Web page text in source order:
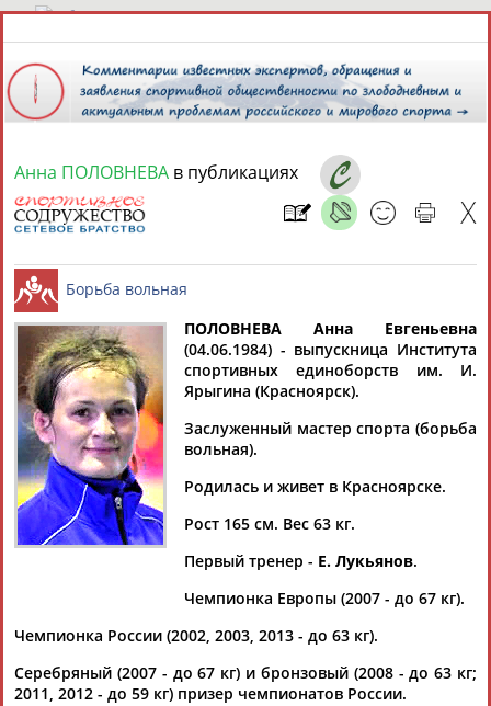
9 августа 2026 года,02:22
Найдено: 13181 Расширенный поиск
Аслаудин
АБАЕВ
Елена
АБАИМОВА
Мария
АБАКУМОВА
Юлия
АБАЛАКИНА
Дмитрий
АБАРЕНОВ
Тамилла
АБАСОВА
Рамазан
АБАЧАРАЕВ
Ростом
АББАТЕ-
БУЛАТОВА
АББЯСОВА
АБДИКАРИМОВААБДРАХМАНОВ
Анна ПОЛОВНЕВА в публикациях
Борьба вольная
ПОЛОВНЕВА Анна Евгеньевна
(04.06.1984) - выпускница Института
спортивных единоборств им. И.
Ярыгина (Красноярск).
Заслуженный мастер спорта (борьба
вольная).
Родилась и живет в Красноярске.
Рост 165 см. Вес 63 кг.
Первый тренер - Е. Лукьянов.
Чемпионка Европы (2007 - до 67 кг).
Чемпионка России (2002, 2003, 2013 - до 63 кг).
Серебряный (2007 - до 67 кг) и бронзовый (2008 - до 63 кг;
2011, 2012 - до 59 кг) призер чемпионатов России.